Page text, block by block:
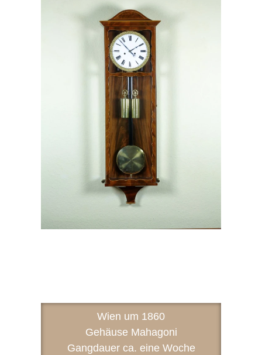
Wien um 1860
Gehäuse Mahagoni
Gangdauer ca. eine Woche